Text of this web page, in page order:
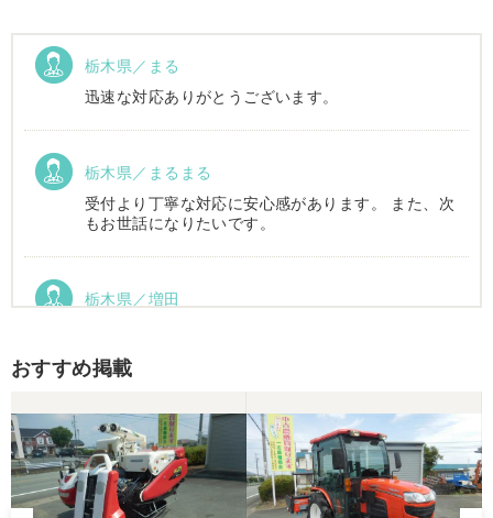
栃木県／まる
迅速な対応ありがとうございます。
栃木県／まるまる
受付より丁寧な対応に安心感があります。 また、次
もお世話になりたいです。
栃木県／増田
おすすめ掲載